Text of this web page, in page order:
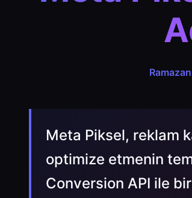
Meta Piksel, reklam
optimize etmenin
Conversion API ile